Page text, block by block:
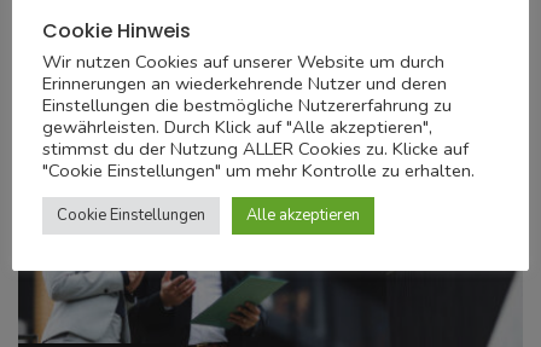
Cookie Hinweis
Wir nutzen Cookies auf unserer Website um durch
Erinnerungen an wiederkehrende Nutzer und deren
Einstellungen die bestmögliche Nutzererfahrung zu
gewährleisten. Durch Klick auf "Alle akzeptieren",
stimmst du der Nutzung ALLER Cookies zu. Klicke auf
"Cookie Einstellungen" um mehr Kontrolle zu erhalten.
Cookie Einstellungen Alle akzeptieren